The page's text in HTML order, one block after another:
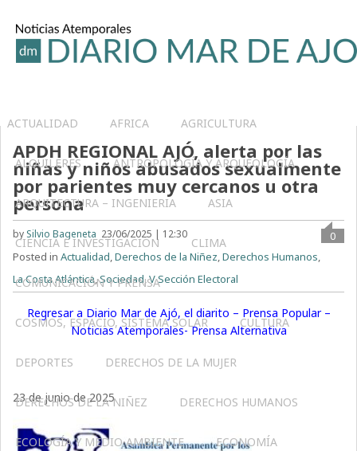
ACTUALIDAD AFRICA AGRICULTURA
ALQUILERES ANTROPOLOGÍA Y ARQUEOLOGÍA
ARQUITECTURA – INGENIERIA ASIA
CIENCIA E INVESTIGACIÓN CLIMA
COMUNICACIÓN Y PRENSA
COSMOS, ESPACIO, SISTEMA SOLAR CULTURA
DEPORTES DERECHOS DE LA MUJER
DERECHOS DE LA NIÑEZ DERECHOS HUMANOS
ECOLOGÍA Y MEDIO AMBIENTE ECONOMÍA
APDH REGIONAL AJÓ, alerta por las
niñas y niños abusados sexualmente
por parientes muy cercanos u otra
persona
by Silvio Bageneta 23/06/2025 | 12:30
0
Posted inActualidad,Derechos de la Niñez,Derechos Humanos,
La Costa Atlántica,Sociedad,V Sección Electoral
Regresar a Diario Mar de Ajó, el diarito – Prensa Popular –
Noticias Atemporales- Prensa Alternativa
23 de junio de 2025